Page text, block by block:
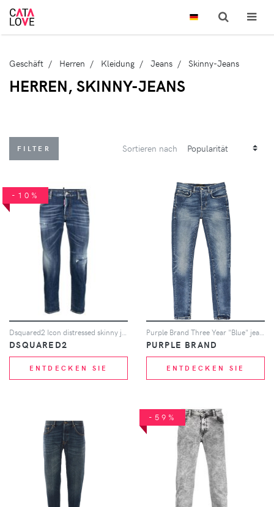
Geschäft Herren Kleidung Jeans Skinny-Jeans
HERREN, SKINNY-JEANS
FILTER Sortieren nach
-10%
Dsquared2 Icon distressed skinny jeans - Blau
DSQUARED2
ENTDECKEN SIE
Purple Brand Three Year "Blue" jeans - Blau
PURPLE BRAND
ENTDECKEN SIE
-59%